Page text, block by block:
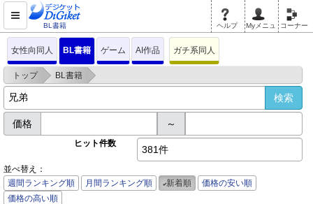
BL書籍 ヘルプ Myメニュ コーナー
女性向同人 BL書籍 ゲーム AI作品 ガチ系同人
トップ > BL書籍 >
価格 ～
ヒット件数
381件
並べ替え：
週間ランキング順
月間ランキング順 新着順
価格の安い順
価格の高い順